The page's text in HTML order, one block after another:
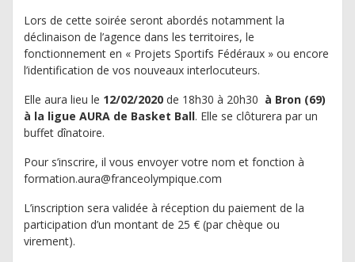
Lors de cette soirée seront abordés notamment la
déclinaison de l’agence dans les territoires, le
fonctionnement en « Projets Sportifs Fédéraux » ou encore
l’identification de vos nouveaux interlocuteurs.
Elle aura lieu le 12/02/2020 de 18h30 à 20h30 à Bron (69)
à la ligue AURA de Basket Ball. Elle se clôturera par un
buffet dînatoire.
Pour s’inscrire, il vous envoyer votre nom et fonction à
formation.aura@franceolympique.com
L’inscription sera validée à réception du paiement de la
participation d’un montant de 25 € (par chèque ou
virement).